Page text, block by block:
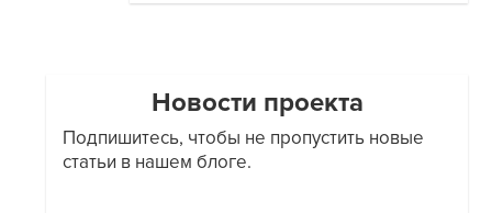
Новости проекта
Подпишитесь, чтобы не пропустить новые
статьи в нашем блоге.